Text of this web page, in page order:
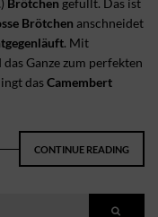
Brötchen gefüllt. Das ist
Brötchen anschneidet
. Mit
Ganze zum perfekten
dasCamembert
CONTINUE READING